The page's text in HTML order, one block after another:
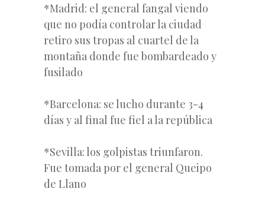
*Madrid: el general fangal viendo
que no podía controlar la ciudad
retiro sus tropas al cuartel de la
montaña donde fue bombardeado y
fusilado
*Barcelona: se lucho durante 3-4
días y al final fue fiel a la república
*Sevilla: los golpistas triunfaron.
Fue tomada por el general Queipo
de Llano